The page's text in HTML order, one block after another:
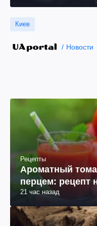
Киев
Новости
Рецепты
Ароматный
перцем: рецепт
21 час назад